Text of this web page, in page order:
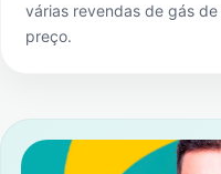
várias revendas de gás
preço.